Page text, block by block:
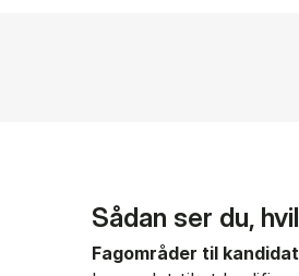
Sådan ser du,
Fagområder til